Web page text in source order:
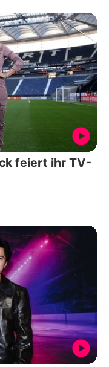
feiert ihr TV-